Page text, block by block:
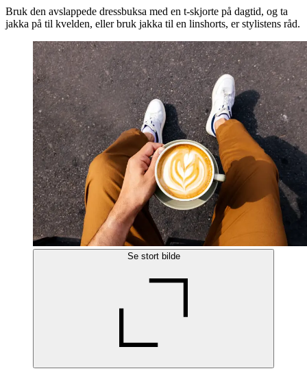
Bruk den avslappede dressbuksa med en t-skjorte på dagtid, og ta
jakka på til kvelden, eller bruk jakka til en linshorts, er stylistens råd.
Se stort bilde